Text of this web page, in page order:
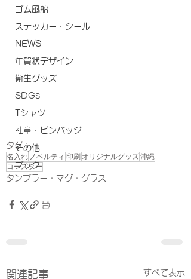
ゴム風船
ステッカー・シール
NEWS
年賀状デザイン
衛生グッズ
SDGs
Tシャツ
社章・ピンバッジ
その他
ブック
タグ：
名入れ ノベルティ 印刷 オリジナルグッズ沖縄
コースター
タンブラー・マグ・グラス
関連記事 すべて表示